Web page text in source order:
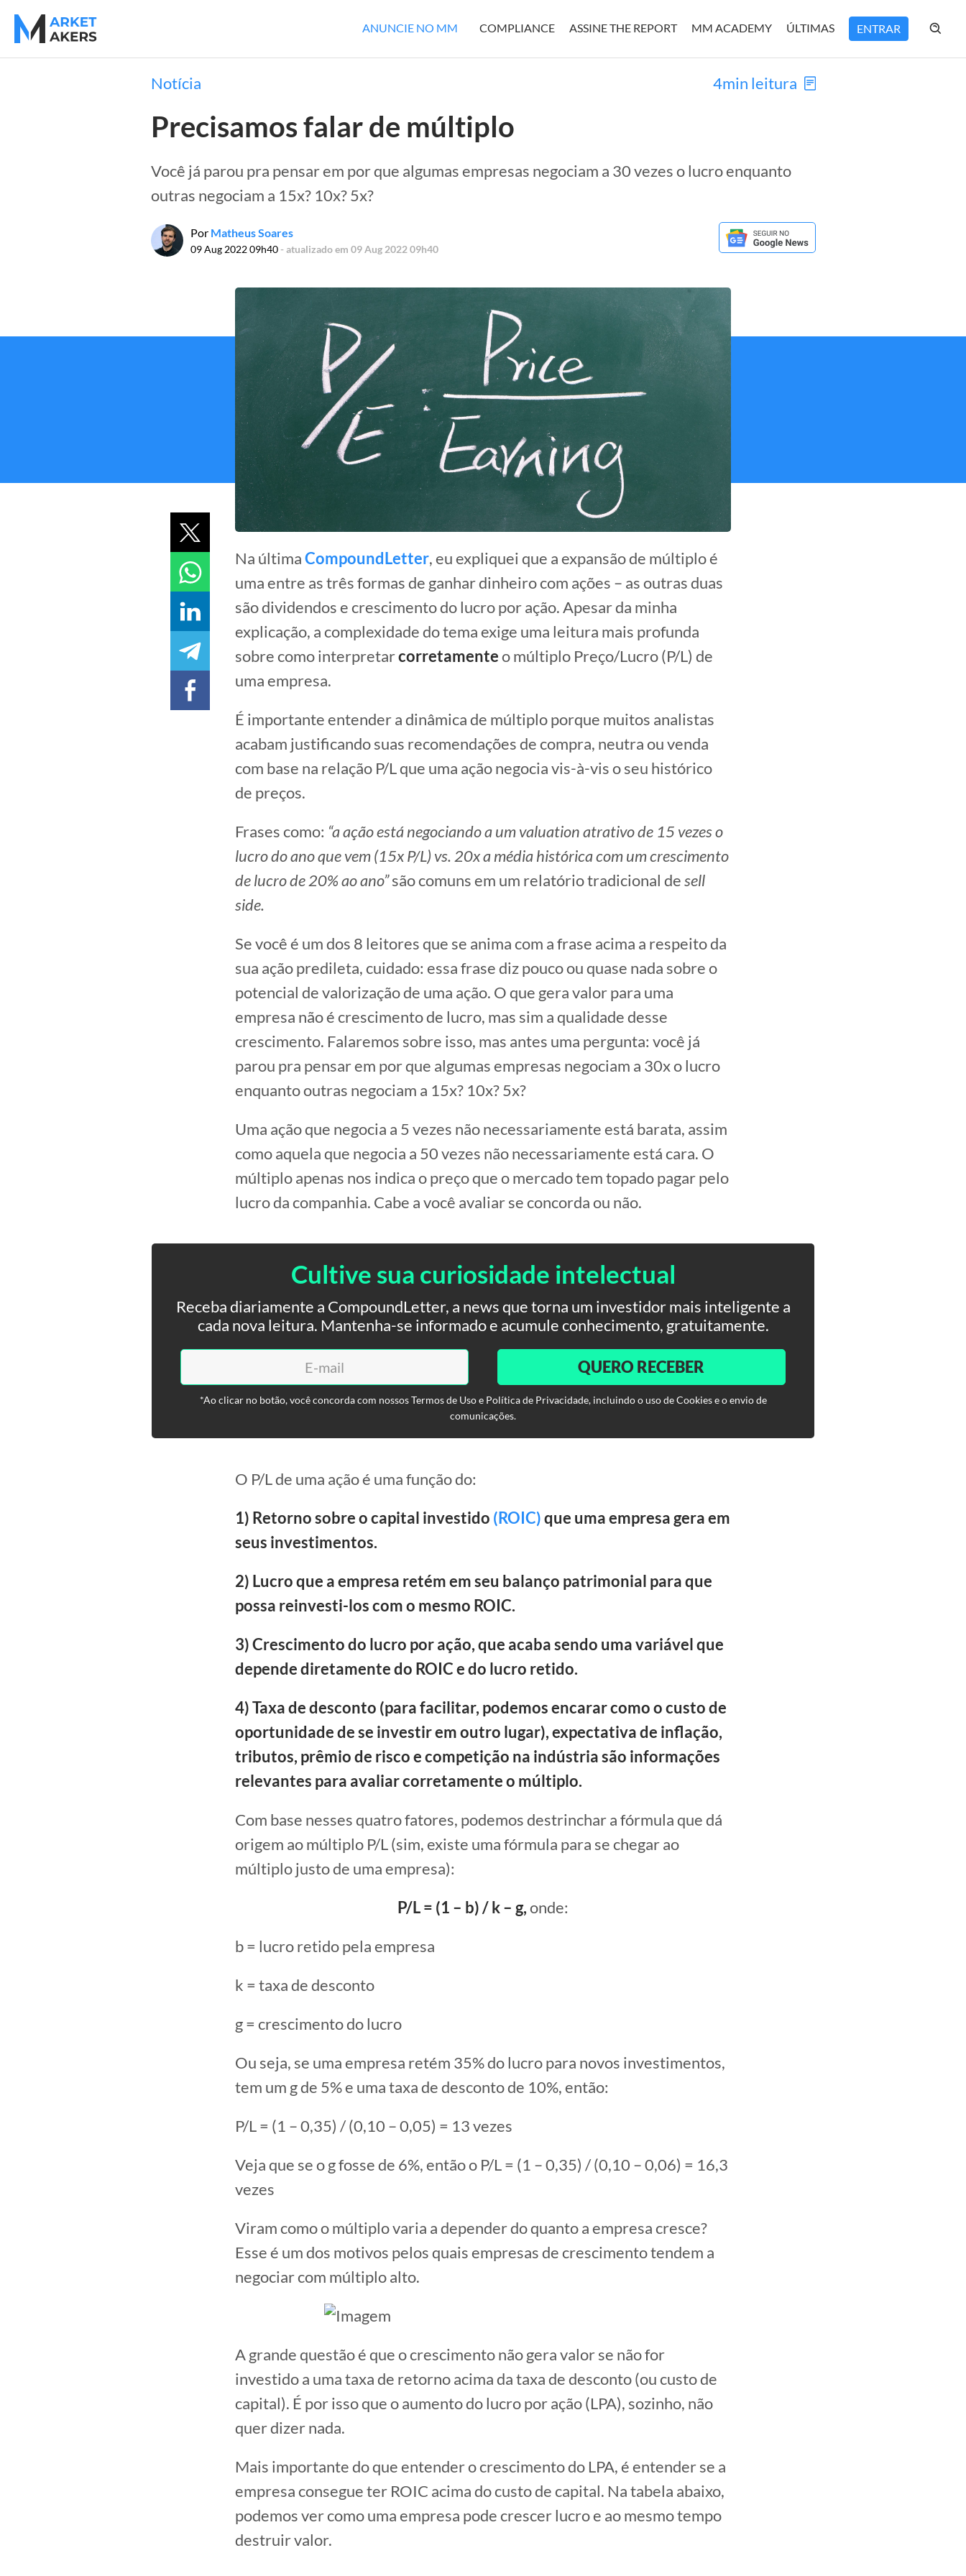
ANUNCIE NO MM COMPLIANCE ASSINE THE REPORT MM ACADEMY ÚLTIMAS ENTRAR
Notícia 4min leitura
Precisamos falar de múltiplo
Você já parou pra pensar em por que algumas empresas negociam a 30 vezes o lucro enquanto
outras negociam a 15x? 10x? 5x?
Por Matheus Soares
09 Aug 2022 09h40- atualizado em 09 Aug 2022 09h40
Na últimaCompoundLetter, eu expliquei que a expansão de múltiplo é
uma entre as três formas de ganhar dinheiro com ações – as outras duas
são dividendos e crescimento do lucro por ação. Apesar da minha
explicação, a complexidade do tema exige uma leitura mais profunda
sobre como interpretarcorretamenteo múltiplo Preço/Lucro (P/L) de
uma empresa.
É importante entender a dinâmica de múltiplo porque muitos analistas
acabam justificando suas recomendações de compra, neutra ou venda
com base na relação P/L que uma ação negocia vis-à-vis o seu histórico
de preços.
Frases como: “a ação está negociando a um valuation atrativo de 15 vezes o
lucro do ano que vem (15x P/L) vs. 20x a média histórica com um crescimento
de lucro de 20% ao ano”são comuns em um relatório tradicional desell
side.
Se você é um dos 8 leitores que se anima com a frase acima a respeito da
sua ação predileta, cuidado: essa frase diz pouco ou quase nada sobre o
potencial de valorização de uma ação. O que gera valor para uma
empresa não é crescimento de lucro, mas sim a qualidade desse
crescimento. Falaremos sobre isso, mas antes uma pergunta: você já
parou pra pensar em por que algumas empresas negociam a 30x o lucro
enquanto outras negociam a 15x? 10x? 5x?
Uma ação que negocia a 5 vezes não necessariamente está barata, assim
como aquela que negocia a 50 vezes não necessariamente está cara. O
múltiplo apenas nos indica o preço que o mercado tem topado pagar pelo
lucro da companhia. Cabe a você avaliar se concorda ou não.
Cultive sua curiosidade intelectual
Receba diariamente a CompoundLetter, a news que torna um investidor mais inteligente a
cada nova leitura. Mantenha-se informado e acumule conhecimento, gratuitamente.
QUERO RECEBER
*Ao clicar no botão, você concorda com nossos Termos de Uso e Política de Privacidade, incluindo o uso de Cookies e o envio de
comunicações.
O P/L de uma ação é uma função do:
1) Retorno sobre o capital investido (ROIC)que uma empresa gera em
seus investimentos.
2) Lucro que a empresa retém em seu balanço patrimonial para que
possa reinvesti-los com o mesmo ROIC.
3) Crescimento do lucro por ação, que acaba sendo uma variável que
depende diretamente do ROIC e do lucro retido.
4) Taxa de desconto (para facilitar, podemos encarar como o custo de
oportunidade de se investir em outro lugar), expectativa de inflação,
tributos, prêmio de risco e competição na indústria são informações
relevantes para avaliar corretamente o múltiplo.
Com base nesses quatro fatores, podemos destrinchar a fórmula que dá
origem ao múltiplo P/L (sim, existe uma fórmula para se chegar ao
múltiplo justo de uma empresa):
P/L = (1 – b) / k – g,onde:
b = lucro retido pela empresa
k = taxa de desconto
g = crescimento do lucro
Ou seja, se uma empresa retém 35% do lucro para novos investimentos,
tem um g de 5% e uma taxa de desconto de 10%, então:
P/L = (1 – 0,35) / (0,10 – 0,05) = 13 vezes
Veja que se o g fosse de 6%, então o P/L = (1 – 0,35) / (0,10 – 0,06) = 16,3
vezes
Viram como o múltiplo varia a depender do quanto a empresa cresce?
Esse é um dos motivos pelos quais empresas de crescimento tendem a
negociar com múltiplo alto.
A grande questão é que o crescimento não gera valor se não for
investido a uma taxa de retorno acima da taxa de desconto (ou custo de
capital). É por isso que o aumento do lucro por ação (LPA), sozinho, não
quer dizer nada.
Mais importante do que entender o crescimento do LPA, é entender se a
empresa consegue ter ROIC acima do custo de capital. Na tabela abaixo,
podemos ver como uma empresa pode crescer lucro e ao mesmo tempo
destruir valor.